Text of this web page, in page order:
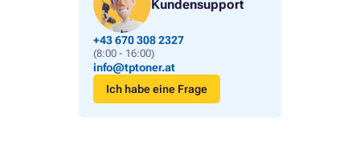
Kundensupport
+43 670 308 2327
(8:00 - 16:00)
info@tptoner.at
Ich habe eine Frage